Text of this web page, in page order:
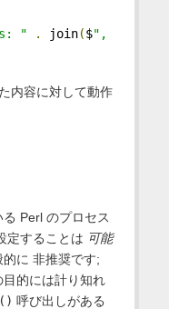
" . join($",
内容に対して動作
Perl のプロセス
定することは 可能
に 非推奨です;
目的には計り知れ
呼び出しがある